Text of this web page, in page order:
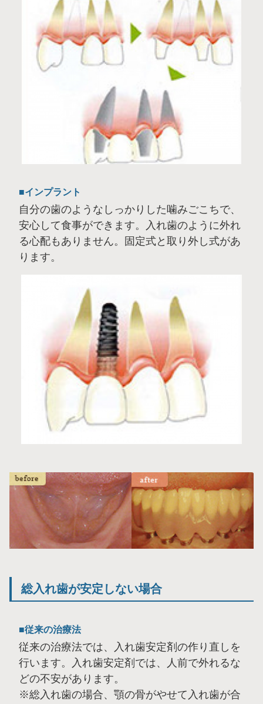
インプラント
自分の歯のようなしっかりした噛みごこちで、
安心して食事ができます。入れ歯のように外れ
る心配もありません。固定式と取り外し式があ
ります。
総入れ歯が安定しない場合
従来の治療法
従来の治療法では、入れ歯安定剤の作り直しを
行います。入れ歯安定剤では、人前で外れるな
どの不安があります。
※総入れ歯の場合、顎の骨がやせて入れ歯が合